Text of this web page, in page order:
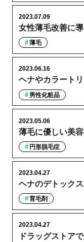
女性薄毛改善に
2023.07.09
薄毛
ヘナやカラート
2023.06.16
男性化粧品
薄毛に優しい美
2023.05.06
円形脱毛症
ヘナのデトック
2023.04.27
育毛剤
ドラッグストア
2023.04.27